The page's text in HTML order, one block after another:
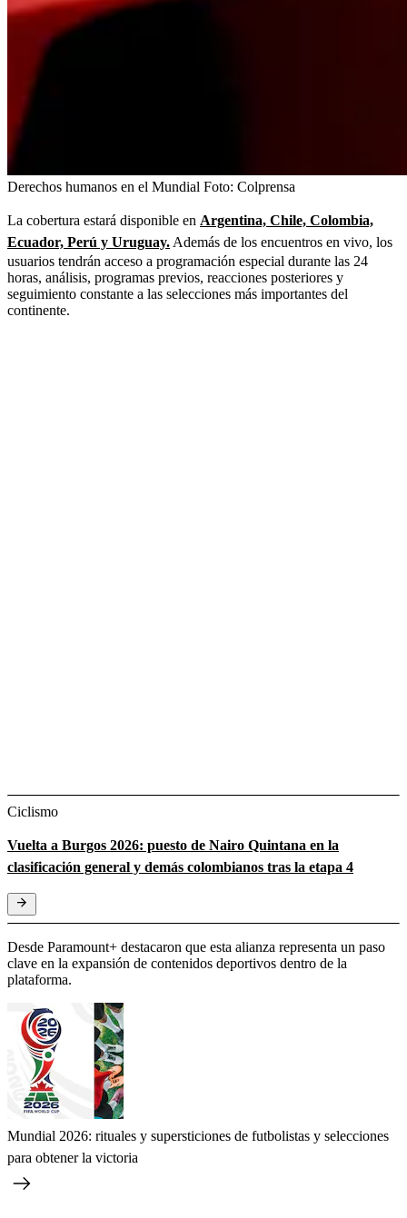
Derechos humanos en el Mundial Foto: Colprensa
La cobertura estará disponible en Argentina, Chile, Colombia,
Ecuador, Perú y Uruguay.Además de los encuentros en vivo, los
usuarios tendrán acceso a programación especial durante las 24
horas, análisis, programas previos, reacciones posteriores y
seguimiento constante a las selecciones más importantes del
continente.
Ciclismo
Vuelta a Burgos 2026: puesto de Nairo Quintana en la
clasificación general y demás colombianos tras la etapa 4
Desde Paramount+ destacaron que esta alianza representa un paso
clave en la expansión de contenidos deportivos dentro de la
plataforma.
Mundial 2026: rituales y supersticiones de futbolistas y selecciones
para obtener la victoria